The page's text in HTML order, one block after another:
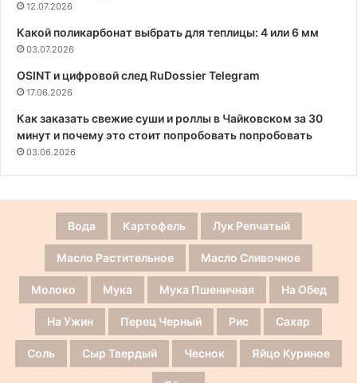
12.07.2026
Какой поликарбонат выбрать для теплицы: 4 или 6 мм
03.07.2026
OSINT и цифровой след RuDossier Telegram
17.06.2026
Как заказать свежие суши и роллы в Чайковском за 30
минут и почему это стоит попробовать попробовать
03.06.2026
Вода Картофель Лук Репчатый
Масло Растительное Масло Сливочное
Молоко Мука Мука Пшеничная На Обед
На Ужин Перец Черный Рис Сахар
Соль Сыр Твердый Чеснок Яйцо Куриное